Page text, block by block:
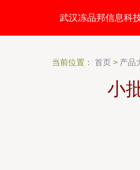
武汉冻品邦信息科
当前位置： 首页 > 产品
小